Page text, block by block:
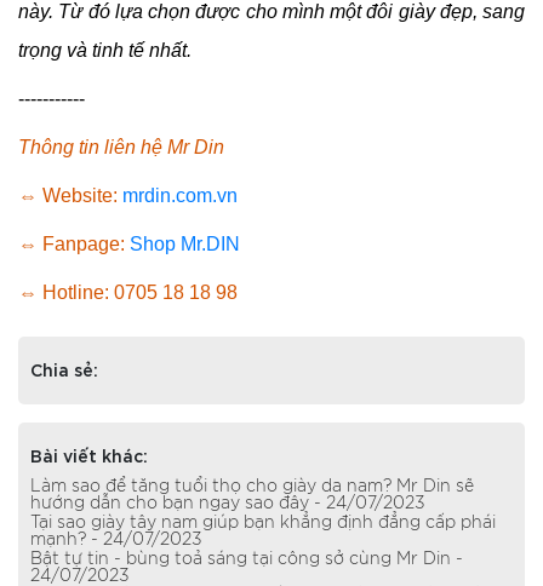
này. Từ đó lựa chọn được cho mình một đôi giày đẹp, sang
trọng và tinh tế nhất.
-----------
Thông tin liên hệ Mr Din
⇔ Website: mrdin.com.vn
⇔ Fanpage: Shop Mr.DIN
⇔ Hotline: 0705 18 18 98
Chia sẻ:
Bài viết khác:
Làm sao để tăng tuổi thọ cho giày da nam? Mr Din sẽ
hướng dẫn cho bạn ngay sao đây - 24/07/2023
Tại sao giày tây nam giúp bạn khẳng định đẳng cấp phái
mạnh? - 24/07/2023
Bật tự tin - bùng toả sáng tại công sở cùng Mr Din -
24/07/2023